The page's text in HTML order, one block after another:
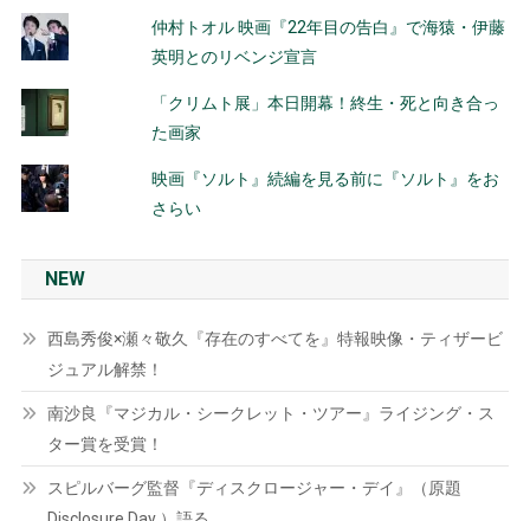
仲村トオル 映画『22年目の告白』で海猿・伊藤
英明とのリベンジ宣言
「クリムト展」本日開幕！終生・死と向き合っ
た画家
映画『ソルト』続編を見る前に『ソルト』をお
さらい
NEW
西島秀俊×瀬々敬久『存在のすべてを』特報映像・ティザービ
ジュアル解禁！
南沙良『マジカル・シークレット・ツアー』ライジング・ス
ター賞を受賞！
スピルバーグ監督『ディスクロージャー・デイ』（原題